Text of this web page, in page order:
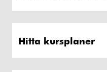
Hitta kursplaner